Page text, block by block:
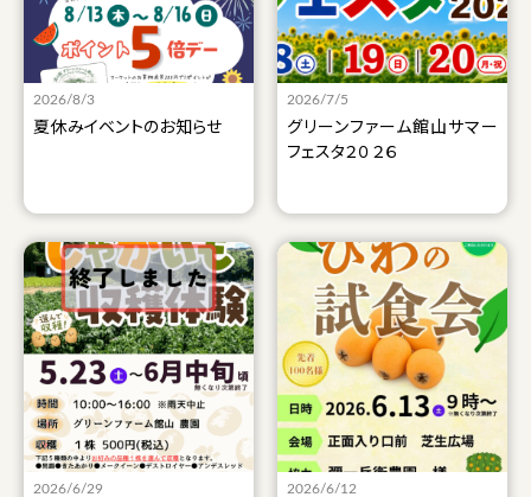
2026/8/3
夏休みイベントのお知らせ
2026/7/5
グリーンファーム館山サマー
フェスタ２０２６
2026/6/29 2026/6/12